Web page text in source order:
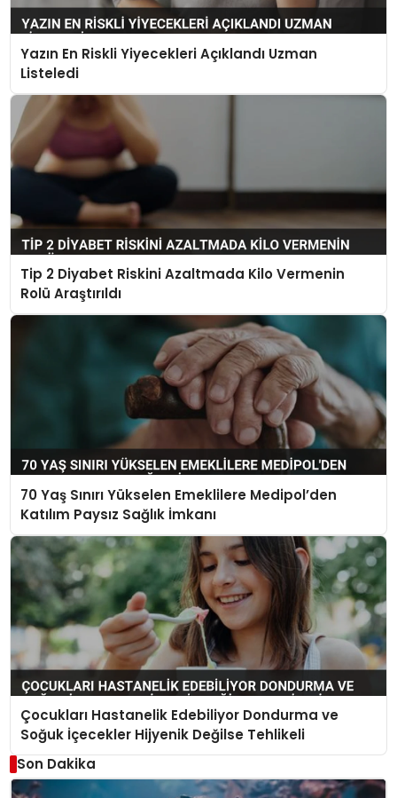
Yazın En Riskli Yiyecekleri Açıklandı Uzman
Listeledi
Tip 2 Diyabet Riskini Azaltmada Kilo Vermenin
Rolü Araştırıldı
70 Yaş Sınırı Yükselen Emeklilere Medipol’den
Katılım Paysız Sağlık İmkanı
Çocukları Hastanelik Edebiliyor Dondurma ve
Soğuk İçecekler Hijyenik Değilse Tehlikeli
Son Dakika